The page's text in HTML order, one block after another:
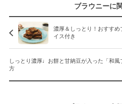
ブラウニーに
濃厚＆しっとり！おすす
イス付き
しっとり濃厚♩お餅と甘納豆が入った「和風
方